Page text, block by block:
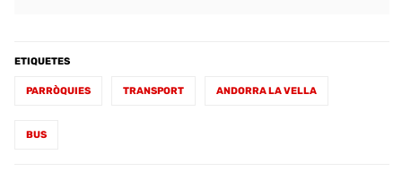
ETIQUETES
PARRÒQUIES TRANSPORT ANDORRA LA VELLA
BUS